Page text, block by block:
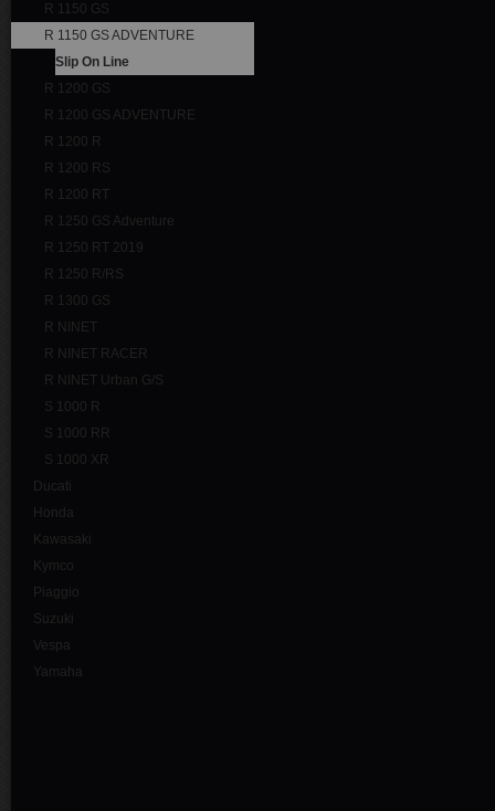
R 1150 GS
R 1150 GS ADVENTURE
Slip On Line
R 1200 GS
R 1200 GS ADVENTURE
R 1200 R
R 1200 RS
R 1200 RT
R 1250 GS Adventure
R 1250 RT 2019
R 1250 R/RS
R 1300 GS
R NINET
R NINET RACER
R NINET Urban G/S
S 1000 R
S 1000 RR
S 1000 XR
Ducati
Honda
Kawasaki
Kymco
Piaggio
Suzuki
Vespa
Yamaha